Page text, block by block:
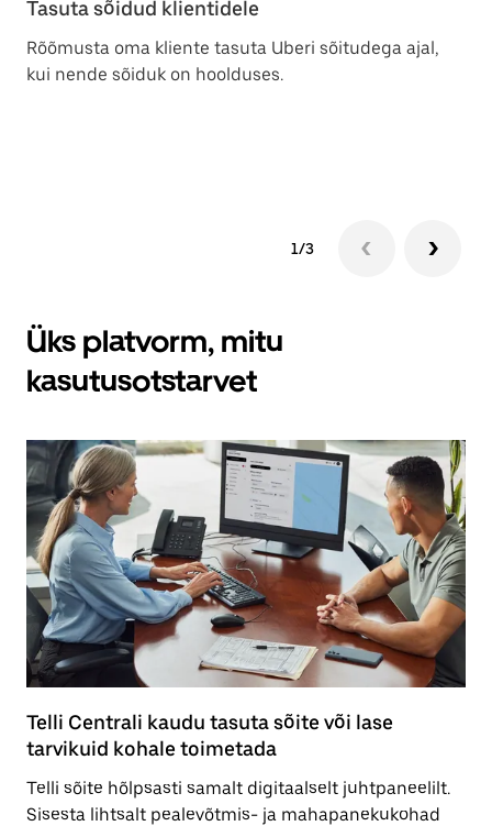
Tasuta sõidud klientidele
Rõõmusta oma kliente tasuta Uberi sõitudega ajal,
kui nende sõiduk on hoolduses.
1/3
Üks platvorm, mitu
kasutusotstarvet
Telli Centrali kaudu tasuta sõite või lase
tarvikuid kohale toimetada
Telli sõite hõlpsasti samalt digitaalselt juhtpaneelilt.
Sisesta lihtsalt pealevõtmis- ja mahapanekukohad